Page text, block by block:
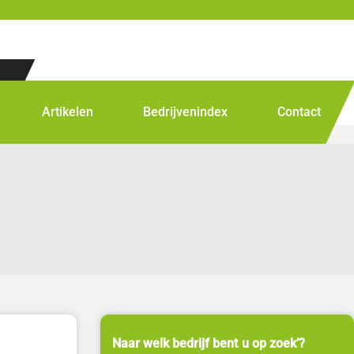
Artikelen Bedrijvenindex Contact
Naar welk bedrijf bent u op zoek’?